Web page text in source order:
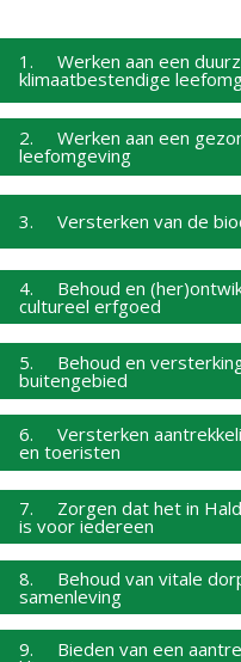
5. Behoud en
buitengebied
6. Versterken
en toeristen
7. Zorgen dat het in
is voor iedereen
8. Behoud van vitale
samenleving
9. Bieden van een
1. Werken aan een
klimaatbestendige
2. Werken aan een
leefomgeving
3. Versterken van de
4. Behoud en
cultureel erfgoed